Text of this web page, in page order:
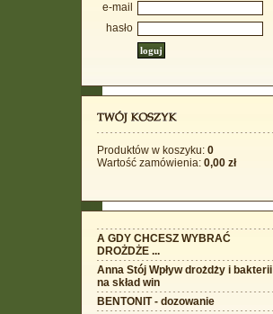
e-mail
hasło
Produktów w koszyku: 0
Wartość zamówienia: 0,00 zł
A GDY CHCESZ WYBRAĆ
DROŻDŻE ...
Anna Stój Wpływ drożdży i bakterii
na skład win
BENTONIT - dozowanie